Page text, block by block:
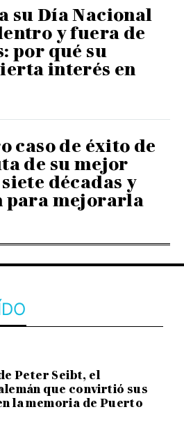
su Día Nacional
y fuera de
por qué su
interés en
caso de éxito de
de su mejor
décadas y
para mejorarla
Peter Seibt, el
que convirtió sus
la memoria de Puerto